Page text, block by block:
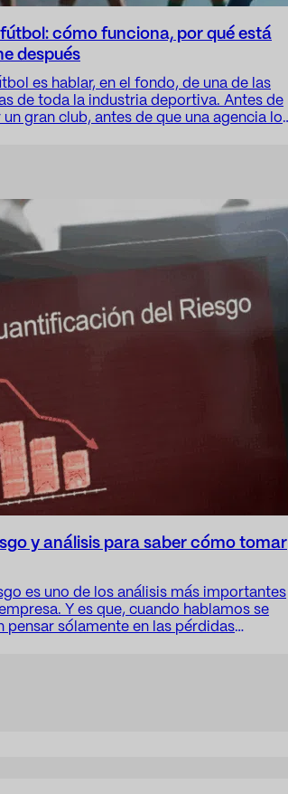
cómo funciona, por qué está
después
es hablar, en el fondo, de una de las
de toda la industria deportiva. Antes de
gran club, antes de que una agencia lo
y análisis para saber cómo tomar
es uno de los análisis más importantes
Y es que, cuando hablamos se
pensar sólamente en las pérdidas